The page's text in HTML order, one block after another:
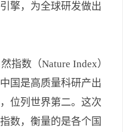
擎，为全球研发做出
指数（Nature Index）
国是高质量科研产出
位列世界第二。这次
数，衡量的是各个国